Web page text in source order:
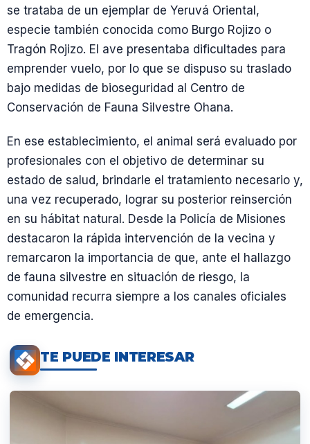
se trataba de un ejemplar de Yeruvá Oriental,
especie también conocida como Burgo Rojizo o
Tragón Rojizo. El ave presentaba dificultades para
emprender vuelo, por lo que se dispuso su traslado
bajo medidas de bioseguridad al Centro de
Conservación de Fauna Silvestre Ohana.
En ese establecimiento, el animal será evaluado por
profesionales con el objetivo de determinar su
estado de salud, brindarle el tratamiento necesario y,
una vez recuperado, lograr su posterior reinserción
en su hábitat natural. Desde la Policía de Misiones
destacaron la rápida intervención de la vecina y
remarcaron la importancia de que, ante el hallazgo
de fauna silvestre en situación de riesgo, la
comunidad recurra siempre a los canales oficiales
de emergencia.
TE PUEDE INTERESAR